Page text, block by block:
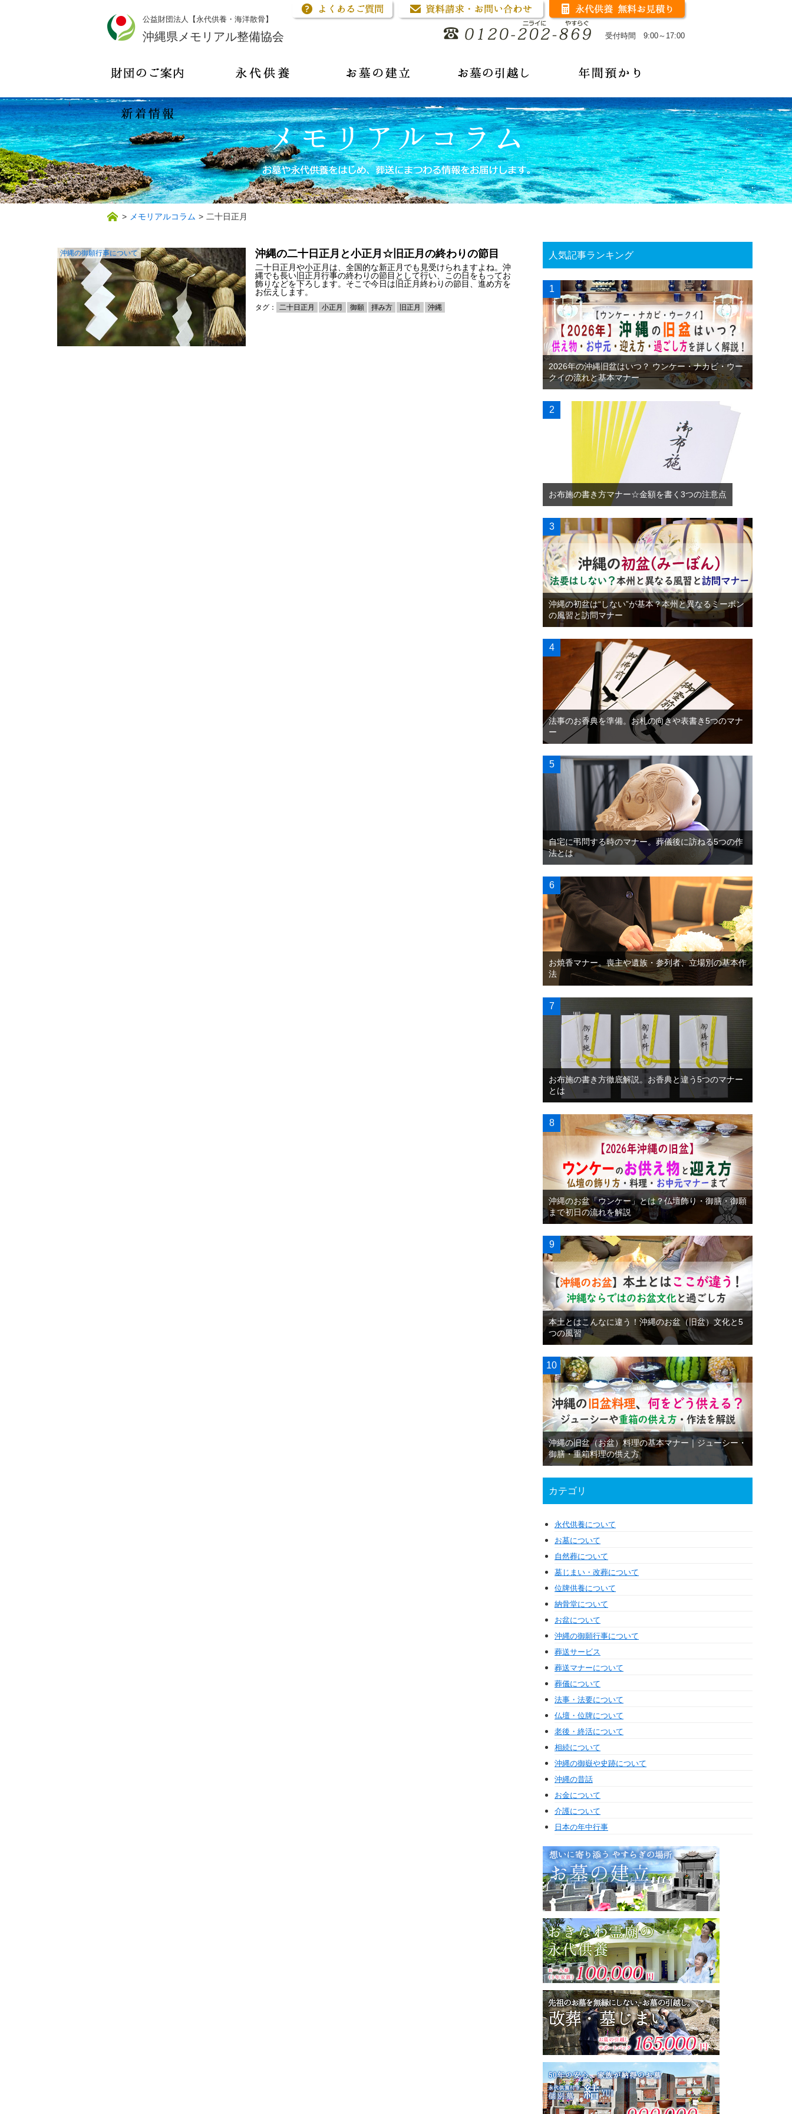
公益財団法人【永代供養・海洋散骨】
沖縄県メモリアル整備協会 受付時間 9:00～17:00
> メモリアルコラム > 二十日正月
沖縄の御願行事について 沖縄の二十日正月と小正月☆旧正月の終わりの節目
二十日正月や小正月は、全国的な新正月でも見受けられますよね。沖
縄でも長い旧正月行事の終わりの節目として行い、この日をもってお
飾りなどを下ろします。そこで今日は旧正月終わりの節目、進め方を
お伝えします。
タグ： 二十日正月 小正月 御願 拝み方 旧正月 沖縄
人気記事ランキング
2026年の沖縄旧盆はいつ？ ウンケー・ナカビ・ウー
クイの流れと基本マナー
お布施の書き方マナー☆金額を書く3つの注意点
沖縄の初盆は“しない”が基本？本州と異なるミーボン
の風習と訪問マナー
法事のお香典を準備。お札の向きや表書き5つのマナ
ー
自宅に弔問する時のマナー。葬儀後に訪ねる5つの作
法とは
お焼香マナー。喪主や遺族・参列者、立場別の基本作
法
お布施の書き方徹底解説。お香典と違う5つのマナー
とは
沖縄のお盆「ウンケー」とは？仏壇飾り・御膳・御願
まで初日の流れを解説
本土とはこんなに違う！沖縄のお盆（旧盆）文化と5
つの風習
沖縄の旧盆（お盆）料理の基本マナー｜ジューシー・
御膳・重箱料理の供え方
カテゴリ
永代供養について
お墓について
自然葬について
墓じまい・改葬について
位牌供養について
納骨堂について
お盆について
沖縄の御願行事について
葬送サービス
葬送マナーについて
葬儀について
法事・法要について
仏壇・位牌について
老後・終活について
相続について
沖縄の御嶽や史跡について
沖縄の昔話
お金について
介護について
日本の年中行事